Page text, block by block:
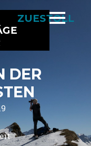
ZUESTOLL
DER